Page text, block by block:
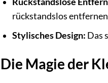
rückstandslos
Stylisches Design: Das
Die Magie der